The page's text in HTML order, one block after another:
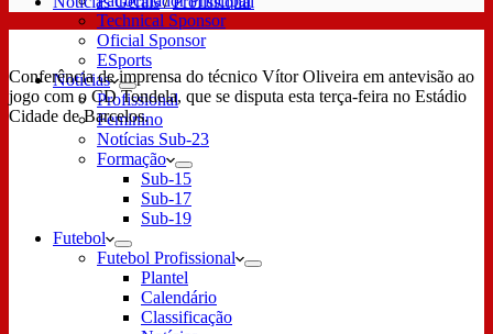
Technical Sponsor
Oficial Sponsor
ESports
Notícias
Profissional
Feminino
Notícias Sub-23
Formação
Sub-15
Sub-17
Sub-19
Futebol
Futebol Profissional
Plantel
Calendário
Classificação
Conferência de imprensa do técnico Vítor Oliveira em antevisão ao
jogo com o CD Tondela, que se disputa esta terça-feira no Estádio
Cidade de Barcelos.